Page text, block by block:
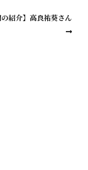
の紹介】高良祐葵さん